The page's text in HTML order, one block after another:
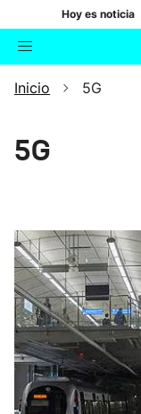
Hoy es noticia
Buscador
Inicio 5G
5G